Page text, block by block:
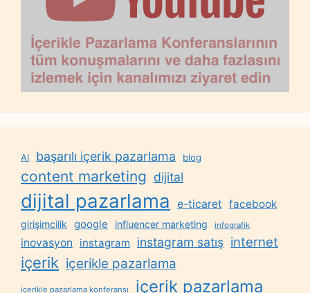
AI başarılı içerik pazarlama blog
content marketing dijital
dijital pazarlama e-ticaret facebook
girişimcilik google influencer marketing infografik
inovasyon instagram instagram satış internet
içerik içerikle pazarlama
içerikle pazarlama konferansı içerik pazarlama